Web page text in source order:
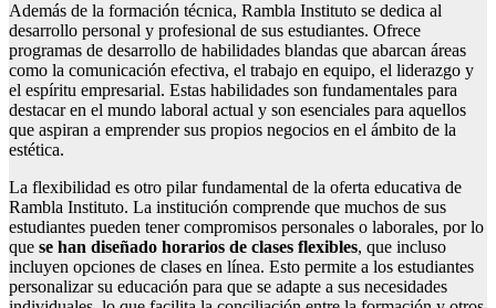
Además de la formación técnica, Rambla Instituto se dedica al
desarrollo personal y profesional de sus estudiantes. Ofrece
programas de desarrollo de habilidades blandas que abarcan áreas
como la comunicación efectiva, el trabajo en equipo, el liderazgo y
el espíritu empresarial. Estas habilidades son fundamentales para
destacar en el mundo laboral actual y son esenciales para aquellos
que aspiran a emprender sus propios negocios en el ámbito de la
estética.
La flexibilidad es otro pilar fundamental de la oferta educativa de
Rambla Instituto. La institución comprende que muchos de sus
estudiantes pueden tener compromisos personales o laborales, por lo
que se han diseñado horarios de clases flexibles, que incluso
incluyen opciones de clases en línea. Esto permite a los estudiantes
personalizar su educación para que se adapte a sus necesidades